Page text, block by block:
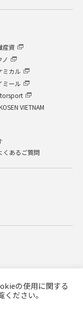
産資
ミカル
ミール
VIETNAM
くあるご質問
ポリシー
の使用に関する
ください。